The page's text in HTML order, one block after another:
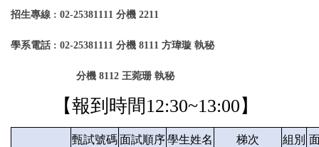
招生專線 : 02-25381111 分機 2211
學系電話 : 02-25381111 分機 8111 方瑋璇 執秘
分機 8112 王菀珊 執秘
【報到時間12:30~13:00】
甄試號碼面試順序學生姓名 梯次 組別